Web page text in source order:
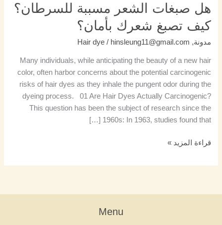
هل صبغات الشعر مسببة للسرطان؟
كيف تصبغ شعرك بأمان؟
مدونة,
Hair dye/ hinsleung11@gmail.com
Many individuals, while anticipating the beauty of a new hair
color, often harbor concerns about the potential carcinogenic
risks of hair dyes as they inhale the pungent odor during the
dyeing process. 01 Are Hair Dyes Actually Carcinogenic?
This question has been the subject of research since the
1960s: In 1963, studies found that […]
قراءة المزيد »
Menu